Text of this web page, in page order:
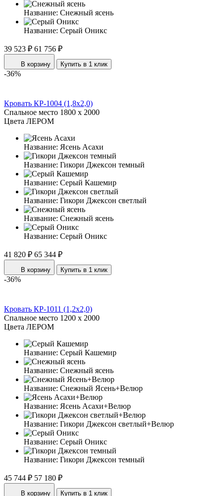
Название: Снежный ясень
Название: Серый Оникс
39 523 ₽ 61 756 ₽
В корзину Купить в 1 клик
-36%
Кровать КР-1004 (1,8x2,0)
Спальное место 1800 x 2000
Цвета ЛЕРОМ
Название: Ясень Асахи
Название: Гикори Джексон темный
Название: Серый Кашемир
Название: Гикори Джексон светлый
Название: Снежный ясень
Название: Серый Оникс
41 820 ₽ 65 344 ₽
В корзину Купить в 1 клик
-36%
Кровать КР-1011 (1,2x2,0)
Спальное место 1200 x 2000
Цвета ЛЕРОМ
Название: Серый Кашемир
Название: Снежный ясень
Название: Снежный Ясень+Велюр
Название: Ясень Асахи+Велюр
Название: Гикори Джексон светлый+Велюр
Название: Серый Оникс
Название: Гикори Джексон темный
45 744 ₽ 57 180 ₽
В корзину Купить в 1 клик